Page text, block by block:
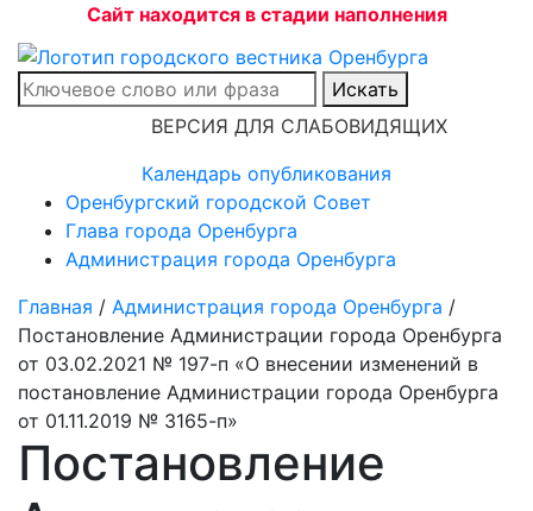
Сайт находится в стадии наполнения
Искать
ВЕРСИЯ ДЛЯ СЛАБОВИДЯЩИХ
Календарь опубликования
Оренбургский городской Совет
Глава города Оренбурга
Администрация города Оренбурга
Главная / Администрация города Оренбурга /
Постановление Администрации города Оренбурга
от 03.02.2021 № 197-п «О внесении изменений в
постановление Администрации города Оренбурга
от 01.11.2019 № 3165-п»
Постановление